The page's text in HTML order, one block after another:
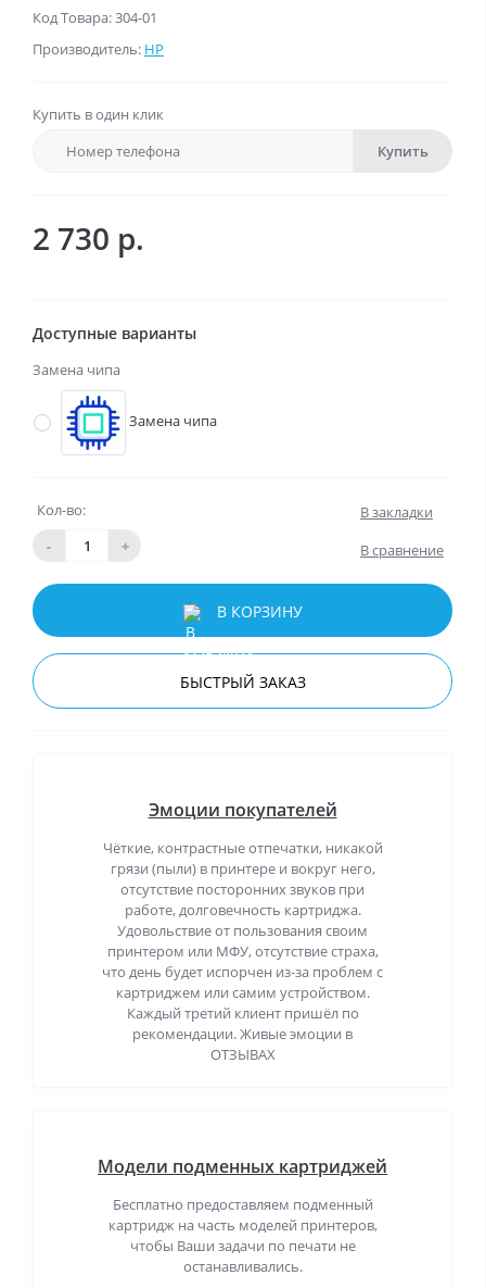
Код Товара: 304-01
Производитель: HP
Купить в один клик
Купить
2 730 р.
Доступные варианты
Замена чипа
Замена чипа
Кол-во:
-
+
В закладки
В сравнение
В КОРЗИНУ
БЫСТРЫЙ ЗАКАЗ
Эмоции покупателей
Чёткие, контрастные отпечатки, никакой
грязи (пыли) в принтере и вокруг него,
отсутствие посторонних звуков при
работе, долговечность картриджа.
Удовольствие от пользования своим
принтером или МФУ, отсутствие страха,
что день будет испорчен из-за проблем с
картриджем или самим устройством.
Каждый третий клиент пришёл по
рекомендации. Живые эмоции в
ОТЗЫВАХ
Модели подменных картриджей
Бесплатно предоставляем подменный
картридж на часть моделей принтеров,
чтобы Ваши задачи по печати не
останавливались.